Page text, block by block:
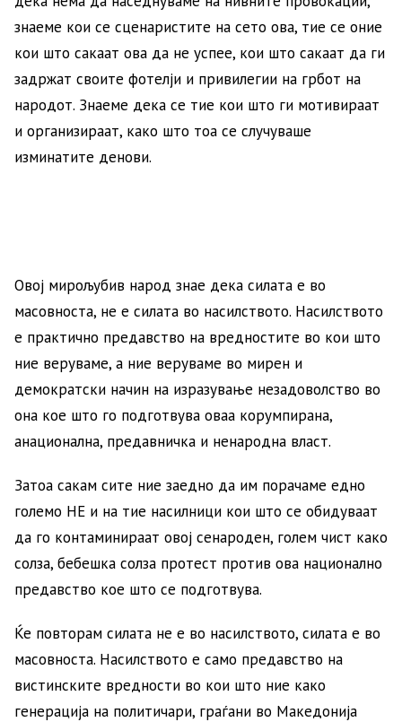
знаеме кои се сценаристите на сето ова, тие се оние
кои што сакаат ова да не успее, кои што сакаат да ги
задржат своите фотелји и привилегии на грбот на
народот. Знаеме дека се тие кои што ги мотивираат
и организираат, како што тоа се случуваше
изминатите денови.
Овој мирољубив народ знае дека силата е во
масовноста, не е силата во насилството. Насилството
е практично предавство на вредностите во кои што
ние веруваме, а ние веруваме во мирен и
демократски начин на изразување незадоволство во
она кое што го подготвува оваа корумпирана,
анационална, предавничка и ненародна власт.
Затоа сакам сите ние заедно да им порачаме едно
големо НЕ и на тие насилници кои што се обидуваат
да го контаминираат овој сенароден, голем чист како
солза, бебешка солза протест против ова национално
предавство кое што се подготвува.
Ќе повторам силата не е во насилството, силата е во
масовноста. Насилството е само предавство на
вистинските вредности во кои што ние како
генерација на политичари, граѓани во Македонија